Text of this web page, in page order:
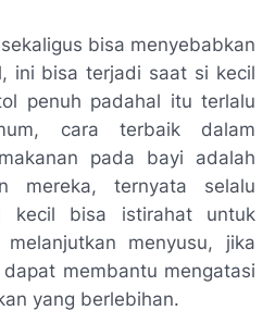
bisa menyebabkan
ini bisa terjadi saat si kecil
penuh padahal itu terlalu
cara terbaik dalam
pada bayi adalah
mereka, ternyata selalu
kecil bisa istirahat untuk
menyusu, jika
membantu mengatasi
yang berlebihan.